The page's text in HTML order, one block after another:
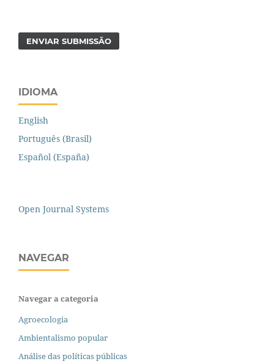
ENVIAR SUBMISSÃO
IDIOMA
English
Português (Brasil)
Español (España)
Open Journal Systems
NAVEGAR
Navegar a categoria
Agroecologia
Ambientalismo popular
Análise das políticas públicas